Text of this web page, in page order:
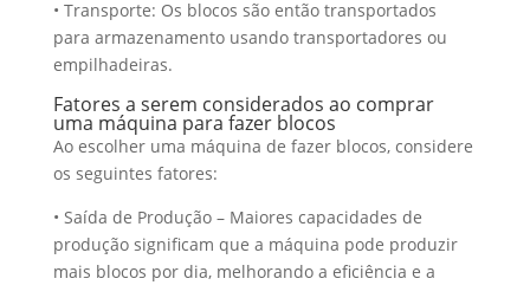
• Transporte: Os blocos são então transportados
para armazenamento usando transportadores ou
empilhadeiras.
Fatores a serem considerados ao comprar
uma máquina para fazer blocos
Ao escolher uma máquina de fazer blocos, considere
os seguintes fatores:
• Saída de Produção – Maiores capacidades de
produção significam que a máquina pode produzir
mais blocos por dia, melhorando a eficiência e a